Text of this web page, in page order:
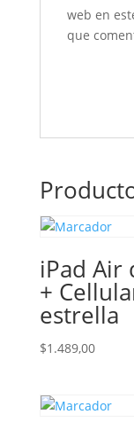
web en
que
iPad Air
+
estrella
$1.489,00